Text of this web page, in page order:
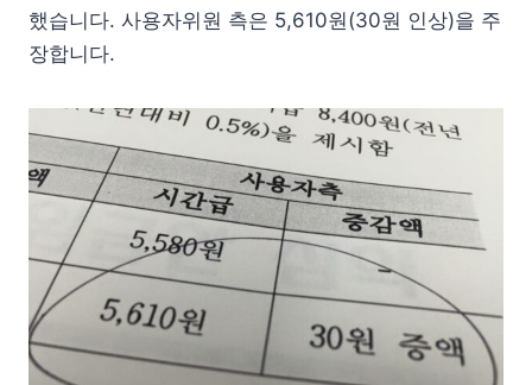
했습니다. 사용자위원 측은 5,610원(30원 인상)을 주
장합니다.